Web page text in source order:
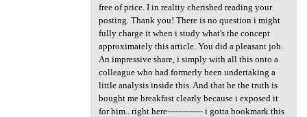
free of price. I in reality cherished reading your
posting. Thank you! There is no question i might
fully charge it when i study what's the concept
approximately this article. You did a pleasant job.
An impressive share, i simply with all this onto a
colleague who had formerly been undertaking a
little analysis inside this. And that he the truth is
bought me breakfast clearly because i exposed it
for him.. right here------------- i gotta bookmark this